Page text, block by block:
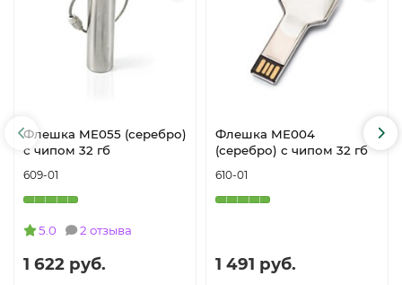
Флешка ME055 (серебро)
с чипом 32 гб
609-01
5.0 2 отзыва
1 622 руб.
Флешка ME004
(серебро) с чипом 32 гб
610-01
1 491 руб.